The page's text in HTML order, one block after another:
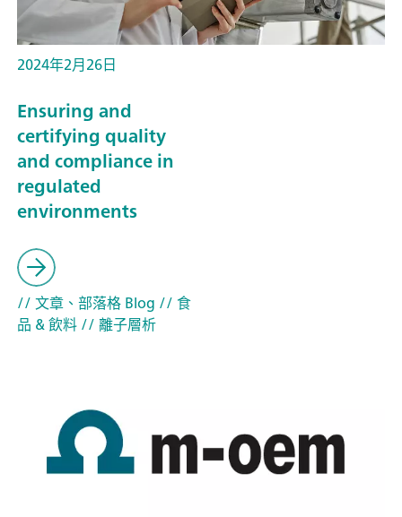
2024年2月26日
Ensuring and
certifying quality
and compliance in
regulated
environments
// 文章、部落格 Blog // 食
品 & 飲料// 離子層析